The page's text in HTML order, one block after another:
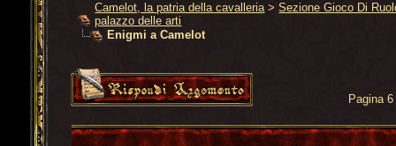
Camelot, la patria della cavalleria >Sezione Gioco Di
palazzo delle arti
Enigmi a Camelot
Pagina